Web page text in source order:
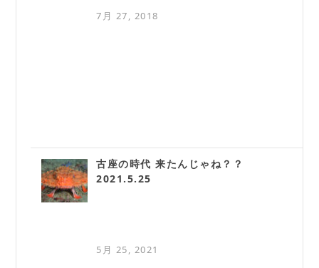
7月 27, 2018
古座の時代 来たんじゃね？？
2021.5.25
5月 25, 2021